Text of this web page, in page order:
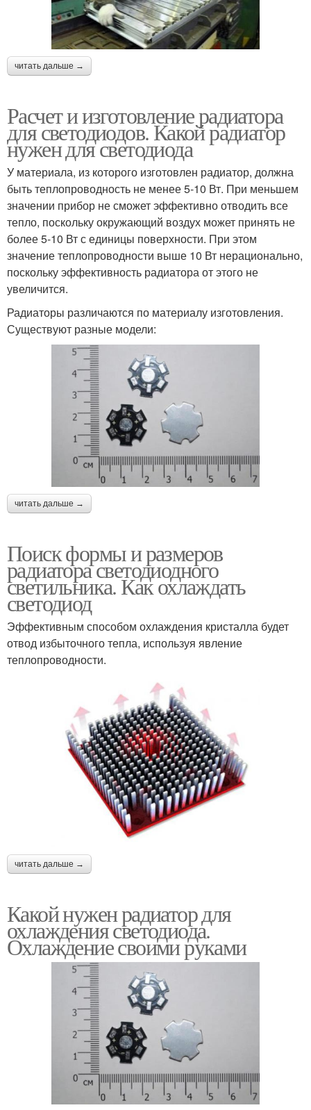
читать дальше →
Расчет и изготовление радиатора
для светодиодов. Какой радиатор
нужен для светодиода
У материала, из которого изготовлен радиатор, должна
быть теплопроводность не менее 5-10 Вт. При меньшем
значении прибор не сможет эффективно отводить все
тепло, поскольку окружающий воздух может принять не
более 5-10 Вт с единицы поверхности. При этом
значение теплопроводности выше 10 Вт нерационально,
поскольку эффективность радиатора от этого не
увеличится.
Радиаторы различаются по материалу изготовления.
Существуют разные модели:
читать дальше →
Поиск формы и размеров
радиатора светодиодного
светильника. Как охлаждать
светодиод
Эффективным способом охлаждения кристалла будет
отвод избыточного тепла, используя явление
теплопроводности.
читать дальше →
Какой нужен радиатор для
охлаждения светодиода.
Охлаждение своими руками